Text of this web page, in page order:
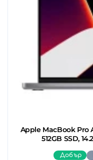
Apple MacBook Pro
512GB SSD,
Добър